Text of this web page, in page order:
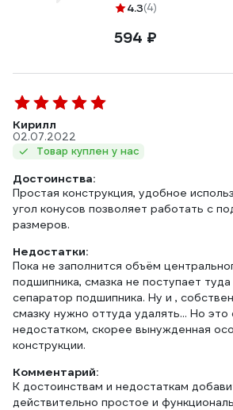
4.3(4)
594 ₽
Кирилл
02.07.2022
Товар куплен у нас
Достоинства:
Простая конструкция, удобное
угол конусов позволяет работать с
размеров.
Недостатки:
Пока не заполнится объём
подшипника, смазка не поступает
сепаратор подшипника. Ну и ,
смазку нужно оттуда удалять... Но это
недостатком, скорее вынужденная
конструкции.
Комментарий:
К достоинствам и недостаткам
действительно простое и